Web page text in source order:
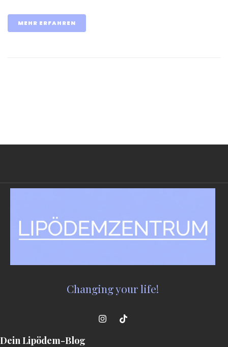
MEHR ERFAHREN
Changing your life!
Dein Lipödem-Blog